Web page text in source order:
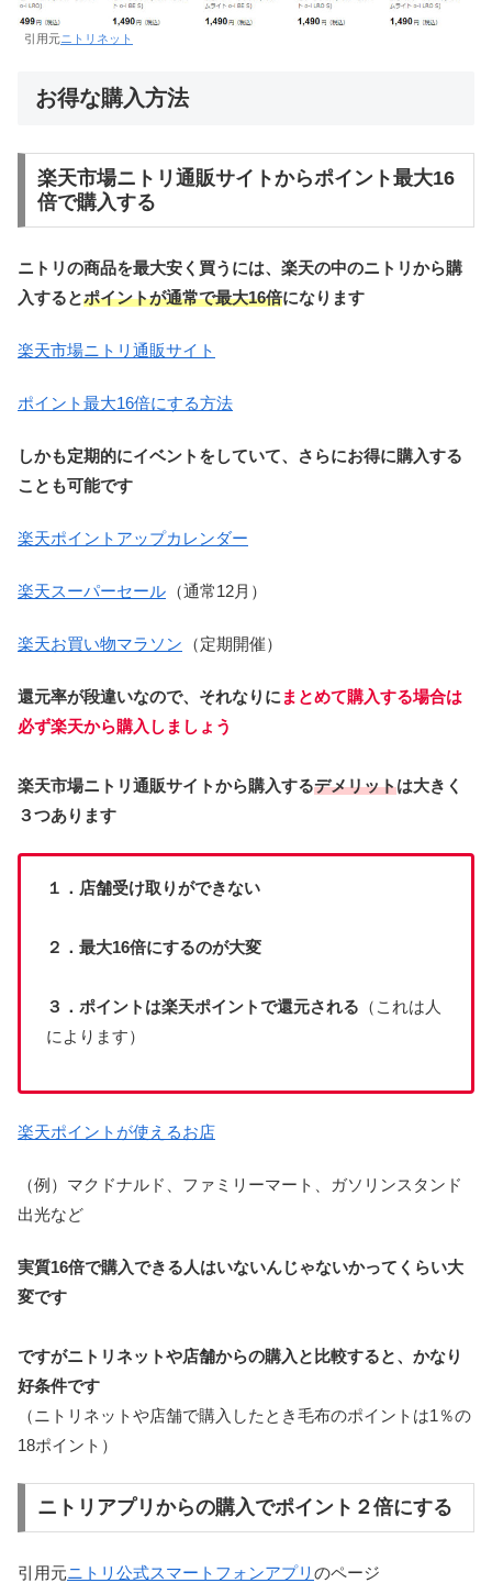
引用元ニトリネット
お得な購入方法
楽天市場ニトリ通販サイトからポイント最大16
倍で購入する
ニトリの商品を最大安く買うには、楽天の中のニトリから購
入するとポイントが通常で最大16倍になります
楽天市場ニトリ通販サイト
ポイント最大16倍にする方法
しかも定期的にイベントをしていて、さらにお得に購入する
ことも可能です
楽天ポイントアップカレンダー
楽天スーパーセール （通常12月）
楽天お買い物マラソン （定期開催）
還元率が段違いなので、それなりに まとめて購入する場合は
必ず楽天から購入しましょう
楽天市場ニトリ通販サイトから購入するデメリットは大きく
３つあります
１．店舗受け取りができない
２．最大16倍にするのが大変
３．ポイントは楽天ポイントで還元される （これは人
によります）
楽天ポイントが使えるお店
（例）マクドナルド、ファミリーマート、ガソリンスタンド
出光など
実質16倍で購入できる人はいないんじゃないかってくらい大
変です
ですがニトリネットや店舗からの購入と比較すると、かなり
好条件です
（ニトリネットや店舗で購入したとき毛布のポイントは1％の
18ポイント）
ニトリアプリからの購入でポイント２倍にする
引用元ニトリ公式スマートフォンアプリ のページ